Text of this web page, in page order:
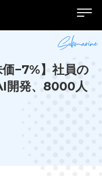
−7%】社員の
開発、8000人